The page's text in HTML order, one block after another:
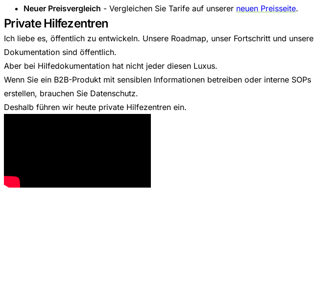
Neuer Preisvergleich - Vergleichen Sie Tarife auf unserer neuen Preisseite.
Private Hilfezentren
Ich liebe es, öffentlich zu entwickeln. Unsere Roadmap, unser Fortschritt und unsere
Dokumentation sind öffentlich.
Aber bei Hilfedokumentation hat nicht jeder diesen Luxus.
Wenn Sie ein B2B-Produkt mit sensiblen Informationen betreiben oder interne SOPs
erstellen, brauchen Sie Datenschutz.
Deshalb führen wir heute private Hilfezentren ein.